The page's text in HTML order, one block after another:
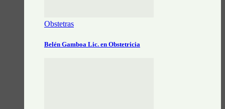
Obstetras
Belén Gamboa Lic. en Obstetricia